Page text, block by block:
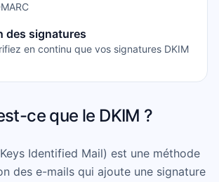
des signatures
en continu que vos signatures DKIM
ce que le DKIM ?
Identified Mail) est une méthode
des e-mails qui ajoute une signature